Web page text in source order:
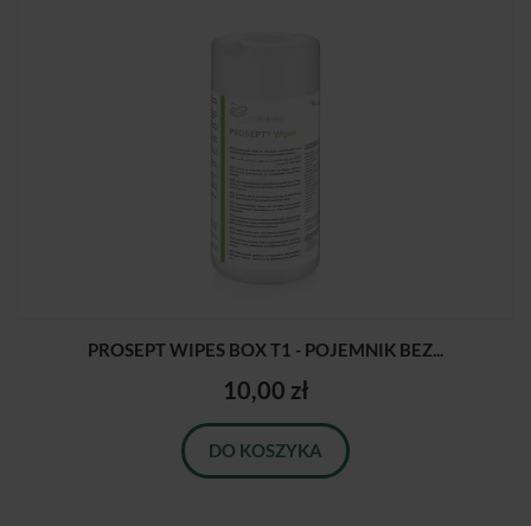
PROSEPT WIPES BOX T1 - POJEMNIK BEZ...
10,00 zł
DO KOSZYKA